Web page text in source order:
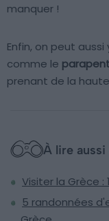
manquer !
Enfin, on peut
comme le
prenant de la
À lire
Visiter la Grèce
5 randonnées